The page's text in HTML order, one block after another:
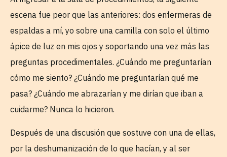
escena fue peor que las anteriores: dos enfermeras de
espaldas a mí, yo sobre una camilla con solo el último
ápice de luz en mis ojos y soportando una vez más las
preguntas procedimentales. ¿Cuándo me preguntarían
cómo me siento? ¿Cuándo me preguntarían qué me
pasa? ¿Cuándo me abrazarían y me dirían que iban a
cuidarme? Nunca lo hicieron.
Después de una discusión que sostuve con una de ellas,
por la deshumanización de lo que hacían, y al ser